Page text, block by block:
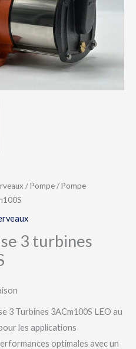
/Pompe/ Pompe
3 turbines
3 Turbines 3ACm100S LEO au
les applications
optimales avec un